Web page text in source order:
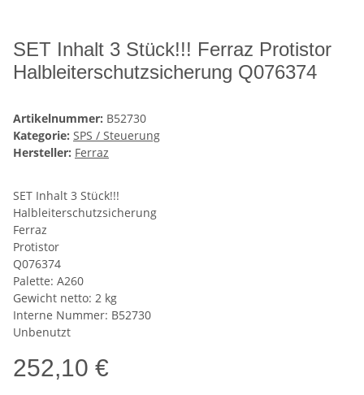
SET Inhalt 3 Stück!!! Ferraz Protistor
Halbleiterschutzsicherung Q076374
Artikelnummer: B52730
Kategorie: SPS / Steuerung
Hersteller: Ferraz
SET Inhalt 3 Stück!!!
Halbleiterschutzsicherung
Ferraz
Protistor
Q076374
Palette: A260
Gewicht netto: 2 kg
Interne Nummer: B52730
Unbenutzt
252,10 €